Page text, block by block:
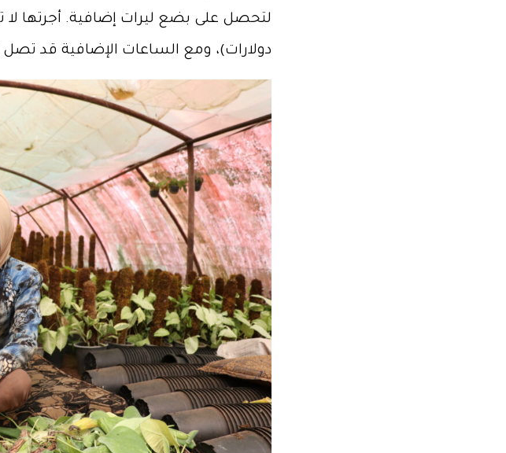
لتحصل على بضع ليرات إضافية. أجرتها لا
دولارات)، ومع الساعات الإضافية قد